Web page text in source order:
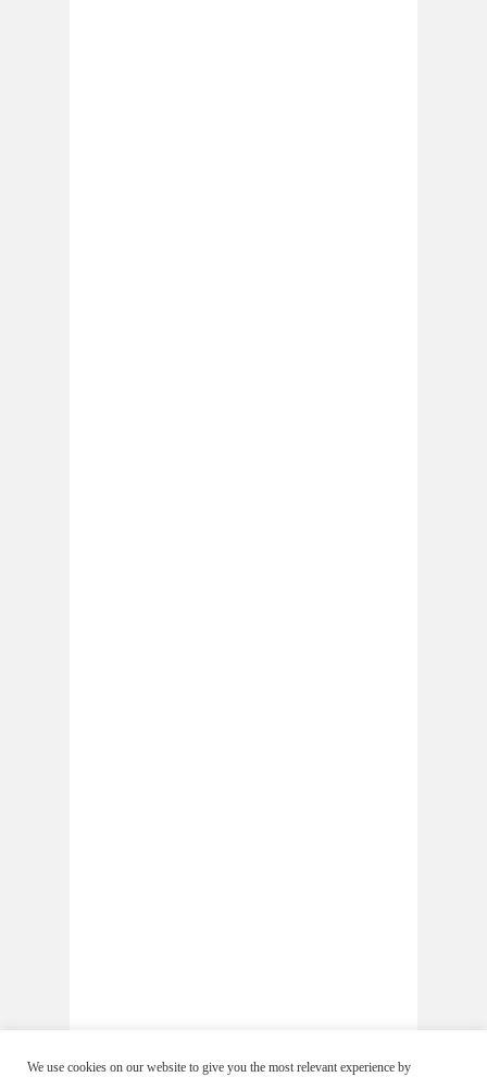
We use cookies on our website to give you the most relevant experience by